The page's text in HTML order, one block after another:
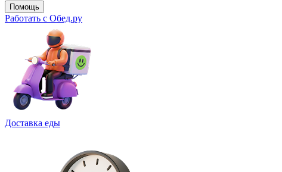
Помощь
Работать с Обед.ру
Доставка еды